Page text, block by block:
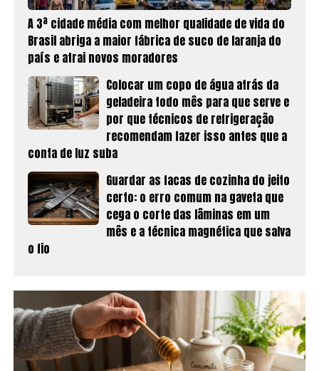
A 3ª cidade média com melhor qualidade de vida do
Brasil abriga a maior fábrica de suco de laranja do
país e atrai novos moradores
Colocar um copo de água atrás da
geladeira todo mês para que serve e
por que técnicos de refrigeração
recomendam fazer isso antes que a
conta de luz suba
Guardar as facas de cozinha do jeito
certo: o erro comum na gaveta que
cega o corte das lâminas em um
mês e a técnica magnética que salva
o fio